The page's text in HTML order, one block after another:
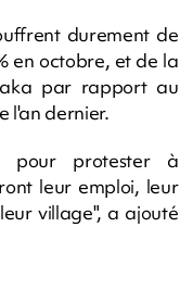
durement de
en octobre, et de la
par rapport au
l'an dernier.
pour protester à
leur emploi, leur
village", a ajouté